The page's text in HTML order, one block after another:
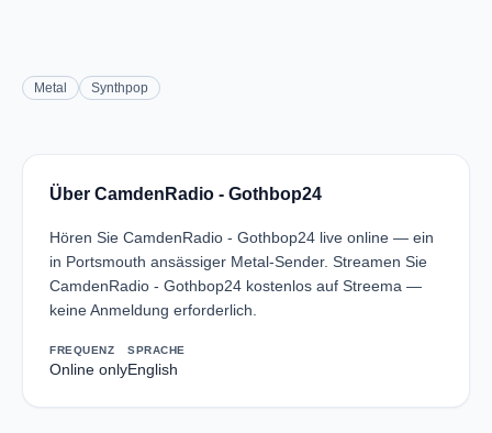
Metal Synthpop
Über CamdenRadio - Gothbop24
Hören Sie CamdenRadio - Gothbop24 live online — ein
in Portsmouth ansässiger Metal-Sender. Streamen Sie
CamdenRadio - Gothbop24 kostenlos auf Streema —
keine Anmeldung erforderlich.
FREQUENZ
Online only
SPRACHE
English